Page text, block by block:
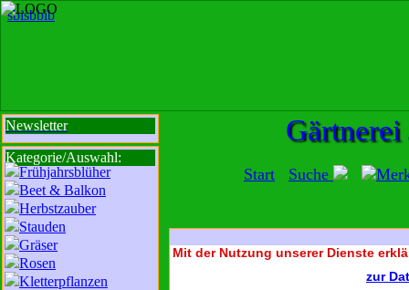
sbisbbib
Start Suche
Gärtnerei
Newsletter
Kategorie/Auswahl:
Frühjahrsblüher
Beet & Balkon
Herbstzauber
Stauden
Gräser
Rosen
Kletterpflanzen
Mit der Nutzung unserer Dienste
zur